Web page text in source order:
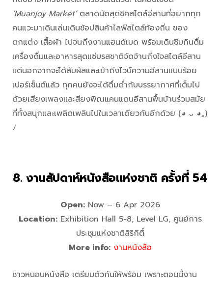
‘Muanjoy Market’ตลาดนัดสุดชิคสไตล์อีสานที่อยากทุก
คนแวะมาเดินเล่นเดินช้อปสินค้าไลฟ์สไตล์ท้องถิ่น ของ
ตกแต่ง เสื้อผ้า ไปจนถึงงานแฮนด์เมด พร้อมเดินชิมกินดื่ม
เครื่องดื่มและอาหารสุดแซ่บรสชาติจัดจ้านถึงใจสไตล์อีสาน
แต่นอกจากจะได้สัมผัสและเข้าถึงไวบ์ความอีสานแบบร้อย
เปอร์เซ็นต์แล้ว ทุกคนยังจะได้ดื่มด่ำกับบรรยากาศที่เต็มไป
ด้วยเสียงเพลงและสียงพิณแคนแดนอีสานพื้นบ้านร่วมสมัย
ที่ทั้งสนุกและเพลิดเพลินไปในเวลาเดียวกันอีกด้วย (◕ ᴗ ◕„)
ﾉ
8. งานสัปดาห์หนังสือแห่งชาติ ครั้งที่ 54
Open:Now – 6 Apr 2026
Location:Exhibition Hall 5-8, Level LG, ศูนย์การ
ประชุมแห่งชาติสิริกิติ์
More info: งานหนังสือ
ชาวหนอนหนังสือ เตรียมตัวกันให้พร้อม เพราะตอนนี้งาน